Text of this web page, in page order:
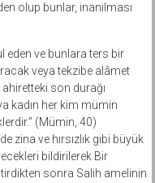
olup bunlar, inanılması
eden ve bunlara ters bir
veya tekzibe alâmet
son durağı
kadın her kim mümin
(Mümin, 40)
zina ve hırsızlık gibi büyük
bildirilerek Bir
sonra Salih amelinin